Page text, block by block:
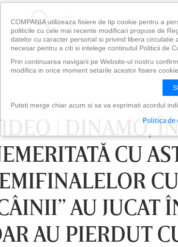
CAUTĂ
| DINAMO,
CU
AU JUCAT
AU PIERDUT
21:30 DUMINICĂ 09 AUG, 18:30
COMPANIA utilizeaza fisiere de tip cookie pentru a
politicile cu cele mai recente modificari propuse de
datelor cu caracter personal si privind libera
necesar pentru a citi si intelege continutul Politicii de
Prin continuarea navigarii pe Website-ul nostru
modifica in orice moment setarile acestor fisiere
Puteti merge chiar acum si sa va exprimati acordul
Politica de